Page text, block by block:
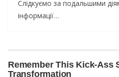
Слідкуємо за подальшими
інформації…